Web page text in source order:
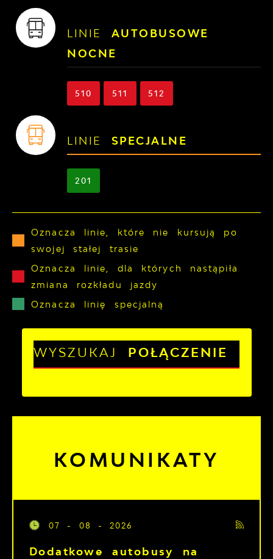
LINIE AUTOBUSOWE
NOCNE
510 511 512
LINIE SPECJALNE
201
Oznacza linie, które nie kursują po
swojej stałej trasie
Oznacza linie, dla których nastąpiła
zmiana rozkładu jazdy
Oznacza linię specjalną
WYSZUKAJ POŁĄCZENIE
KOMUNIKATY
07 - 08 - 2026
Dodatkowe autobusy na